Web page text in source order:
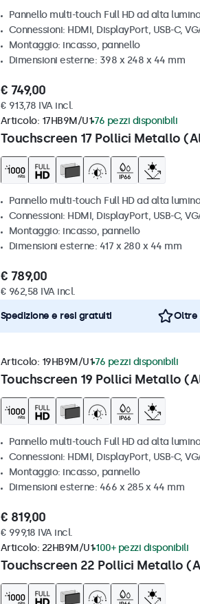
Pannello multi-touch Full HD ad alta
Connessioni: HDMI, DisplayPort, USB-C,
Montaggio: incasso, pannello
Dimensioni esterne: 398 x 248 x 44 mm
€ 749,00
€ 913,78 IVA incl.
Touchscreen 17 Pollici Metallo
Articolo: 17HB9M/U176 pezzi disponibili
Pannello multi-touch Full HD ad alta
Connessioni: HDMI, DisplayPort, USB-C,
Montaggio: incasso, pannello
Dimensioni esterne: 417 x 280 x 44 mm
€ 789,00
€ 962,58 IVA incl.
Spedizione e resi gratuiti Oltre
Touchscreen 19 Pollici Metallo
Articolo: 19HB9M/U176 pezzi disponibili
Pannello multi-touch Full HD ad alta
Connessioni: HDMI, DisplayPort, USB-C,
Montaggio: incasso, pannello
Dimensioni esterne: 466 x 285 x 44 mm
€ 819,00
€ 999,18 IVA incl.
Touchscreen 22 Pollici Metallo
Articolo: 22HB9M/U1 100+ pezzi disponibili